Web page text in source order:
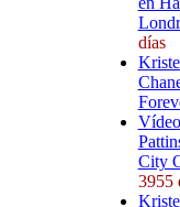
días
City
3955